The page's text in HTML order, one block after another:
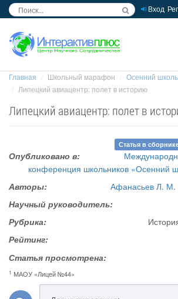
Вход
Главная Школьный марафон
Осенний
Липецкий авиацентр: полет в историю
Липецкий авиацентр: полет в
Статья в
Опубликовано в:
конференция школьников «Осенний
Авторы:
Афанасьев Л. М.
Научный руководитель:
Рубрика:
Рейтинг:
Статья просмотрена:
1 МАОУ «Лицей №44»